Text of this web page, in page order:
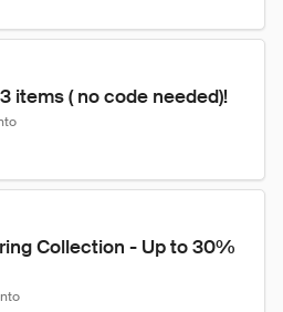
items ( no code needed)!
Collection - Up to 30%